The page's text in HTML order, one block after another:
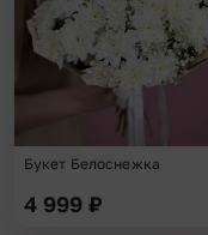
Букет Белоснежка
4 999 ₽